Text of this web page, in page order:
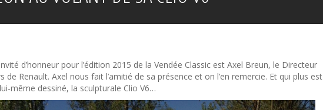
d’honneur pour l’édition 2015 de la Vendée Classic est Axel Breun, le Directeur
de Renault. Axel nous fait l’amitié de sa présence et on l’en remercie. Et qui plus est
même dessiné, la sculpturale Clio V6…